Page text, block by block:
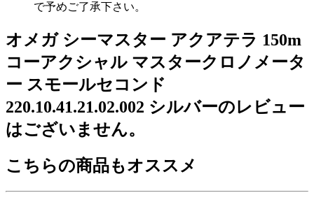
で予めご了承下さい。
オメガ シーマスター アクアテラ 150m
コーアクシャル マスタークロノメータ
ー スモールセコンド
220.10.41.21.02.002 シルバーのレビュー
はございません。
こちらの商品もオススメ